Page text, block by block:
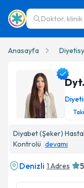
Doktor, klinik
Anasayfa
Diyabet (Şeker)
Kontrolü devamı
Denizli 1 Adres